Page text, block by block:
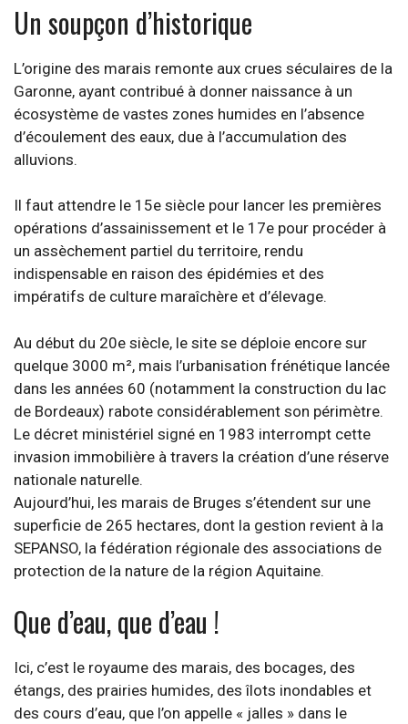
Un soupçon d’historique
L’origine des marais remonte aux crues séculaires de la
Garonne, ayant contribué à donner naissance à un
écosystème de vastes zones humides en l’absence
d’écoulement des eaux, due à l’accumulation des
alluvions.
Il faut attendre le 15e siècle pour lancer les premières
opérations d’assainissement et le 17e pour procéder à
un assèchement partiel du territoire, rendu
indispensable en raison des épidémies et des
impératifs de culture maraîchère et d’élevage.
Au début du 20e siècle, le site se déploie encore sur
quelque 3000 m², mais l’urbanisation frénétique lancée
dans les années 60 (notamment la construction du lac
de Bordeaux) rabote considérablement son périmètre.
Le décret ministériel signé en 1983 interrompt cette
invasion immobilière à travers la création d’une réserve
nationale naturelle.
Aujourd’hui, les marais de Bruges s’étendent sur une
superficie de 265 hectares, dont la gestion revient à la
SEPANSO, la fédération régionale des associations de
protection de la nature de la région Aquitaine.
Que d’eau, que d’eau !
Ici, c’est le royaume des marais, des bocages, des
étangs, des prairies humides, des îlots inondables et
des cours d’eau, que l’on appelle « jalles » dans le